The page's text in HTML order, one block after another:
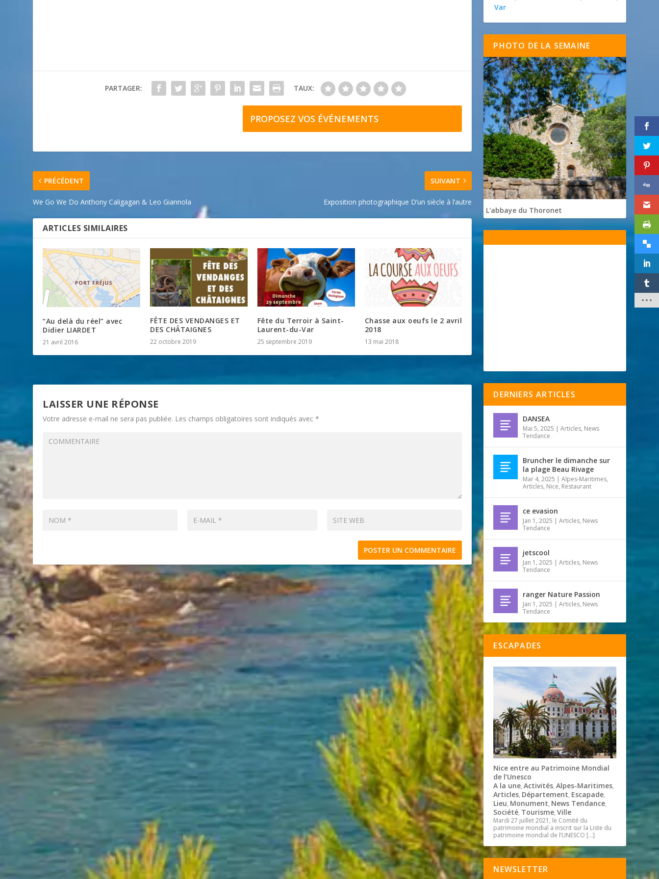
PARTAGER: TAUX:
PROPOSEZ VOS ÉVÉNEMENTS
PRÉCÉDENT
We Go We Do Anthony Caligagan & Leo Giannola
SUIVANT
Exposition photographique D’un siècle à l’autre
ARTICLES SIMILAIRES
“Au delà du réel” avec
Didier LIARDET
21 avril 2016
FÊTE DES VENDANGES ET
DES CHÂTAIGNES
22 octobre 2019
Fête du Terroir à Saint-
Laurent-du-Var
25 septembre 2019
Chasse aux oeufs le 2 avril
2018
13 mai 2018
LAISSER UNE RÉPONSE
Votre adresse e-mail ne sera pas publiée. Les champs obligatoires sont indiqués avec*
Var
PHOTO DE LA SEMAINE
L'abbaye du Thoronet
DERNIERS ARTICLES
DANSEA
Mai 5, 2025 |Articles, News
Tendance
Bruncher le dimanche sur
la plage Beau Rivage
Mar 4, 2025 |Alpes-Maritimes,
Articles, Nice, Restaurant
ce evasion
Jan 1, 2025 |Articles, News
Tendance
jetscool
Jan 1, 2025 |Articles, News
Tendance
ranger Nature Passion
Jan 1, 2025 |Articles, News
Tendance
ESCAPADES
Nice entre au Patrimoine Mondial
de l’Unesco
A la une,Activités,Alpes-Maritimes,
Articles, Département, Escapade,
Lieu, Monument, News Tendance,
Société, Tourisme,Ville
Mardi 27 juillet 2021, le Comité du
patrimoine mondial a inscrit sur la Liste du
patrimoine mondial de l’UNESCO […]
NEWSLETTER